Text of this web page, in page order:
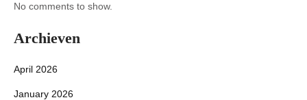
No comments to show.
Archieven
April 2026
January 2026